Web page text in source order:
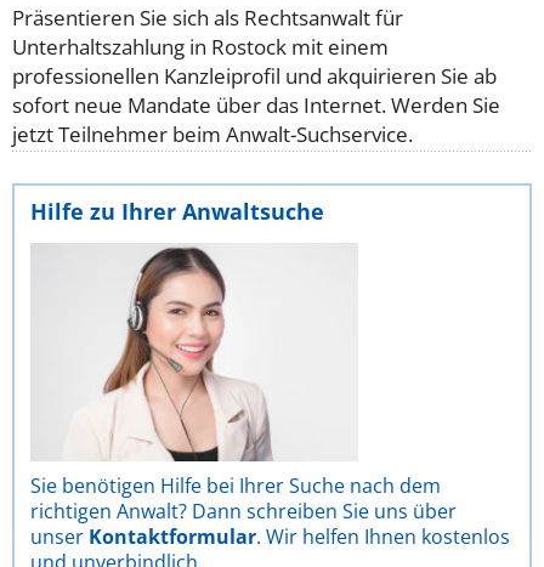
Präsentieren Sie sich als Rechtsanwalt für
Unterhaltszahlung in Rostock mit einem
professionellen Kanzleiprofil und akquirieren Sie ab
sofort neue Mandate über das Internet. Werden Sie
jetzt Teilnehmer beim Anwalt-Suchservice.
Hilfe zu Ihrer Anwaltsuche
Sie benötigen Hilfe bei Ihrer Suche nach dem
richtigen Anwalt? Dann schreiben Sie uns über
unser Kontaktformular. Wir helfen Ihnen kostenlos